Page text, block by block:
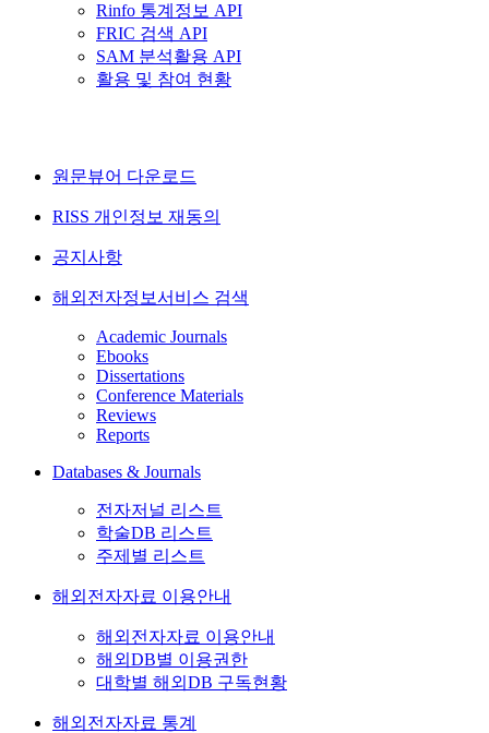
Rinfo 통계정보 API
FRIC 검색 API
SAM 분석활용 API
활용 및 참여 현황
원문뷰어 다운로드
RISS 개인정보 재동의
공지사항
해외전자정보서비스 검색
Academic Journals
Ebooks
Dissertations
Conference Materials
Reviews
Reports
Databases & Journals
전자저널 리스트
학술DB 리스트
주제별 리스트
해외전자자료 이용안내
해외전자자료 이용안내
해외DB별 이용권한
대학별 해외DB 구독현황
해외전자자료 통계